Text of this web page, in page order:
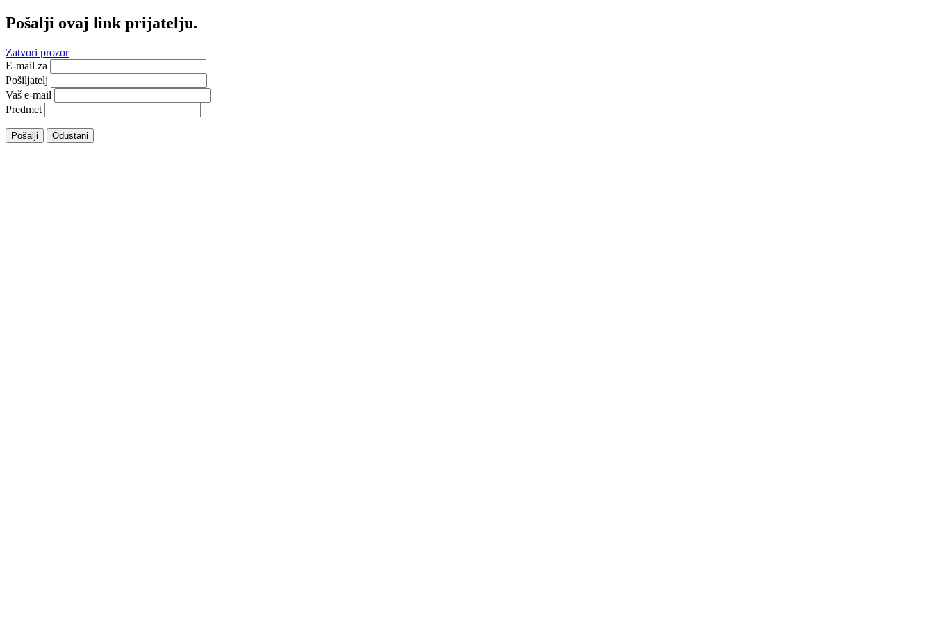
Pošalji ovaj link prijatelju.
Zatvori prozor
E-mail za
Pošiljatelj
Vaš e-mail
Predmet
Pošalji Odustani